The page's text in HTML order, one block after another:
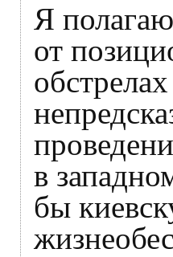
Я
от
в
бы